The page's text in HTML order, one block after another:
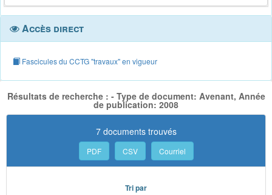
Accès direct
Fascicules du CCTG "travaux" en vigueur
Résultats de recherche : - Type de document: Avenant, Année
de publication: 2008
7 documents trouvés
PDF CSV Courriel
Tri par